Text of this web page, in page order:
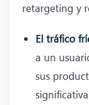
retargeting y
El tráfico
a un
sus